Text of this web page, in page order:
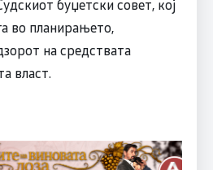
буџетски совет, кој
во планирањето,
на средствата
власт.